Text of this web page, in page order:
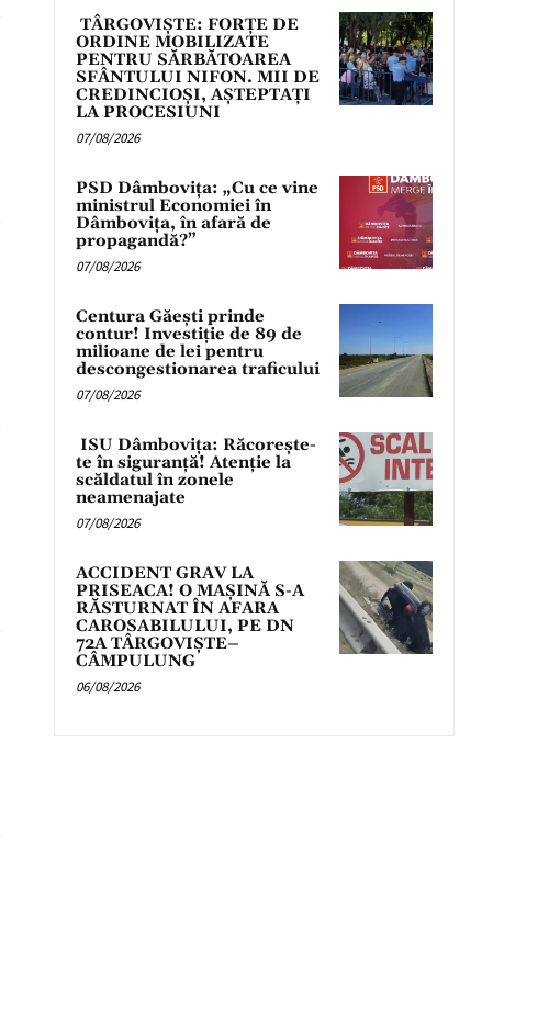
TÂRGOVIȘTE: FORȚE DE
ORDINE MOBILIZATE
PENTRU SĂRBĂTOAREA
SFÂNTULUI NIFON. MII DE
CREDINCIOȘI, AȘTEPTAȚI
LA PROCESIUNI
07/08/2026
PSD Dâmbovița: „Cu ce vine
ministrul Economiei în
Dâmbovița, în afară de
propagandă?”
07/08/2026
Centura Găești prinde
contur! Investiție de 89 de
milioane de lei pentru
descongestionarea traficului
07/08/2026
ISU Dâmbovița: Răcorește-
te în siguranță! Atenție la
scăldatul în zonele
neamenajate
07/08/2026
ACCIDENT GRAV LA
PRISEACA! O MAȘINĂ S-A
RĂSTURNAT ÎN AFARA
CAROSABILULUI, PE DN
72A TÂRGOVIȘTE–
CÂMPULUNG
06/08/2026